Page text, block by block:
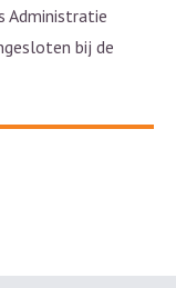
Administratie
bij de